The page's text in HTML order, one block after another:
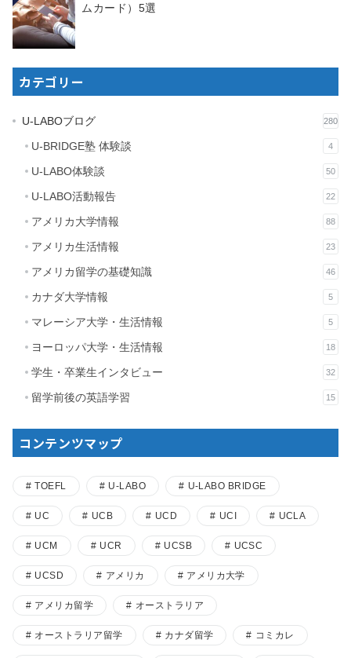
ムカード）5選
カテゴリー
U-LABOブログ 280
U-BRIDGE塾 体験談 4
U-LABO体験談 50
U-LABO活動報告 22
アメリカ大学情報 88
アメリカ生活情報 23
アメリカ留学の基礎知識 46
カナダ大学情報 5
マレーシア大学・生活情報 5
ヨーロッパ大学・生活情報 18
学生・卒業生インタビュー 32
留学前後の英語学習 15
コンテンツマップ
TOEFL U-LABO U-LABO BRIDGE
UC UCB UCD UCI UCLA
UCM UCR UCSB UCSC
UCSD アメリカ アメリカ大学
アメリカ留学 オーストラリア
オーストラリア留学 カナダ留学 コミカレ